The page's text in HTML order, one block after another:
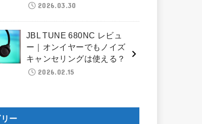
2026.03.30
JBL TUNE 680NC レビュ
ー｜オンイヤーでもノイズ
キャンセリングは使える？
2026.02.15
ー